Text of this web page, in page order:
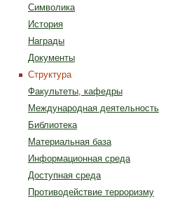
Символика
История
Награды
Документы
Структура
Факультеты, кафедры
Международная деятельность
Библиотека
Материальная база
Информационная среда
Доступная среда
Противодействие терроризму